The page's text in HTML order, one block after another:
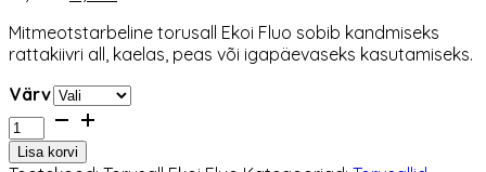
oli:
12,90 €.
on:
11,61 €.
Mitmeotstarbeline torusall Ekoi Fluo sobib kandmiseks
rattakiivri all, kaelas, peas või igapäevaseks kasutamiseks.
Värv
Torusall
Ekoi
FLUO
Lisa korvi